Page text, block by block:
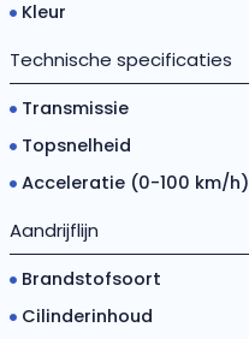
Kleur
Technische specificaties
Transmissie
Topsnelheid
Acceleratie (0-100 km/h)
Aandrijflijn
Brandstofsoort
Cilinderinhoud